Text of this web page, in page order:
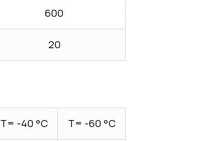
600
20
Т= -40 °С Т= -60 °С